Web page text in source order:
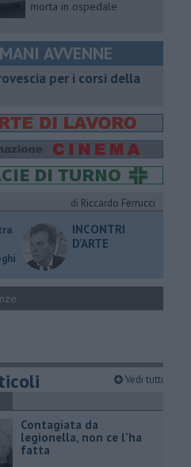
morta in ospedale
AVVENNE
per i corsi della
di Riccardo Ferrucci
INCONTRI
D'ARTE
Vedi tutti
Contagiata da
legionella, non ce l'ha
fatta